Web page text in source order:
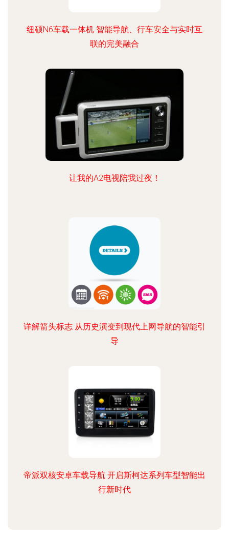
纽硕N6车载一体机 智能导航、行车安全与实时互
联的完美融合
让我的A2电视陪我过夜！
详解箭头标志 从历史演变到现代上网导航的智能引
导
帝派双核安卓车载导航 开启斯柯达系列车型智能出
行新时代